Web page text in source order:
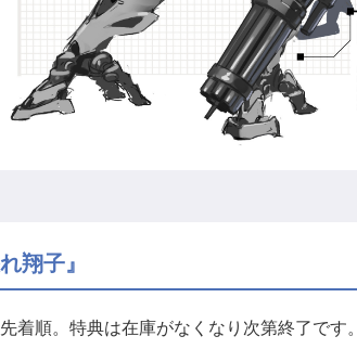
翔子』
順。特典は在庫がなくなり次第終了です。